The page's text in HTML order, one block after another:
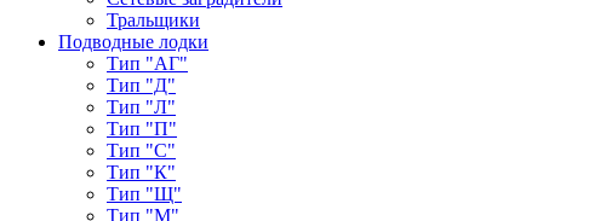
Тральщики
Подводные лодки
Тип "АГ"
Тип "Д"
Тип "Л"
Тип "П"
Тип "С"
Тип "К"
Тип "Щ"
Тип "М"